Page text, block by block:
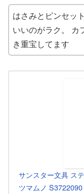
はさみとピンセッ
いいのがラク。 カ
き重宝してます
サンスター文具 ス
ツマムノ S3722090